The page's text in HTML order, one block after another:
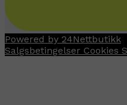
Powered by 24Nettbutikk
Salgsbetingelser Cookies